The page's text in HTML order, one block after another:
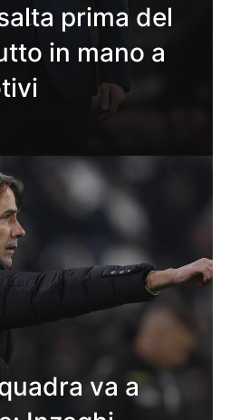
prima del
in mano a
va a